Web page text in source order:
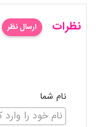
نظرات ارسال نظر
نام شما